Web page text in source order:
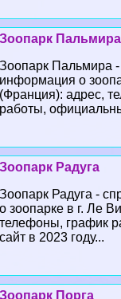
Зоопарк Пальмира
Зоопарк Пальмира -
информация о
(Франция): адрес,
работы,
Зоопарк Радуга
Зоопарк Радуга -
о зоопарке в г. Ле
телефоны, график
сайт в 2023 году...
Зоопарк Порга